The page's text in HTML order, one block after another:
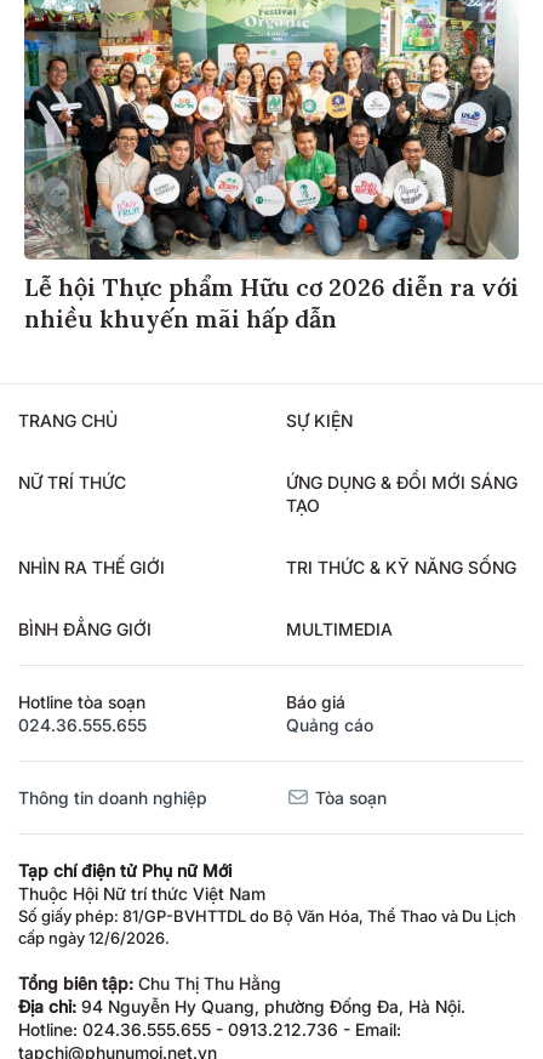
Lễ hội Thực phẩm Hữu cơ 2026 diễn ra với
nhiều khuyến mãi hấp dẫn
TRANG CHỦ SỰ KIỆN
NỮ TRÍ THỨC
ỨNG DỤNG & ĐỔI MỚI SÁNG
TẠO
NHÌN RA THẾ GIỚI TRI THỨC & KỸ NĂNG SỐNG
BÌNH ĐẲNG GIỚI MULTIMEDIA
Hotline tòa soạn
024.36.555.655
Báo giá
Quảng cáo
Thông tin doanh nghiệp Tòa soạn
Tạp chí điện tử Phụ nữ Mới
Thuộc Hội Nữ trí thức Việt Nam
Số giấy phép: 81/GP-BVHTTDL do Bộ Văn Hóa, Thể Thao và Du Lịch
cấp ngày 12/6/2026.
Tổng biên tập: Chu Thị Thu Hằng
Địa chỉ: 94 Nguyễn Hy Quang, phường Đống Đa, Hà Nội.
Hotline: 024.36.555.655 - 0913.212.736 - Email:
tapchi@phunumoi.net.vn